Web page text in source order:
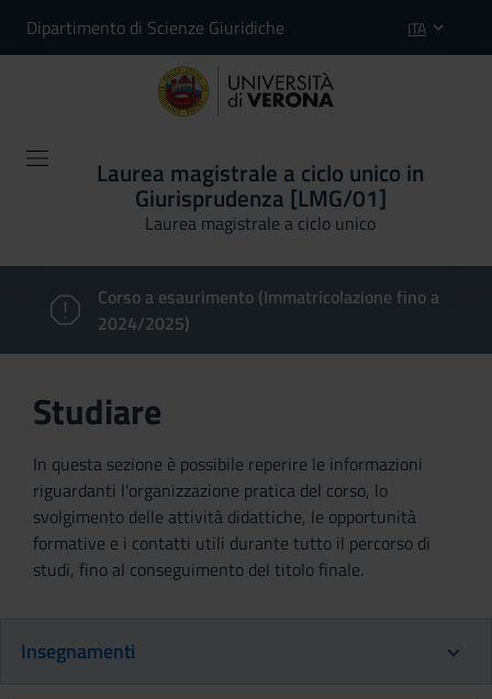
Dipartimento di Scienze Giuridiche ITA
Laurea magistrale a ciclo unico in
Giurisprudenza [LMG/01]
Laurea magistrale a ciclo unico
Corso a esaurimento (Immatricolazione fino a
2024/2025)
Studiare
In questa sezione è possibile reperire le informazioni
riguardanti l'organizzazione pratica del corso, lo
svolgimento delle attività didattiche, le opportunità
formative e i contatti utili durante tutto il percorso di
studi, fino al conseguimento del titolo finale.
Insegnamenti